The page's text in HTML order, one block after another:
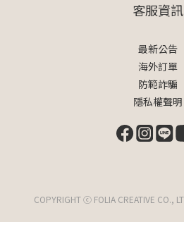
客服資訊
最新公告
海外訂單
防範詐騙
隱私權聲明
COPYRIGHT ⓒ FOLIA CREATIVE CO.,